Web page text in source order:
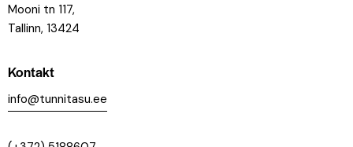
Mooni tn 117,
Tallinn, 13424
Kontakt
info@tunnitasu.ee